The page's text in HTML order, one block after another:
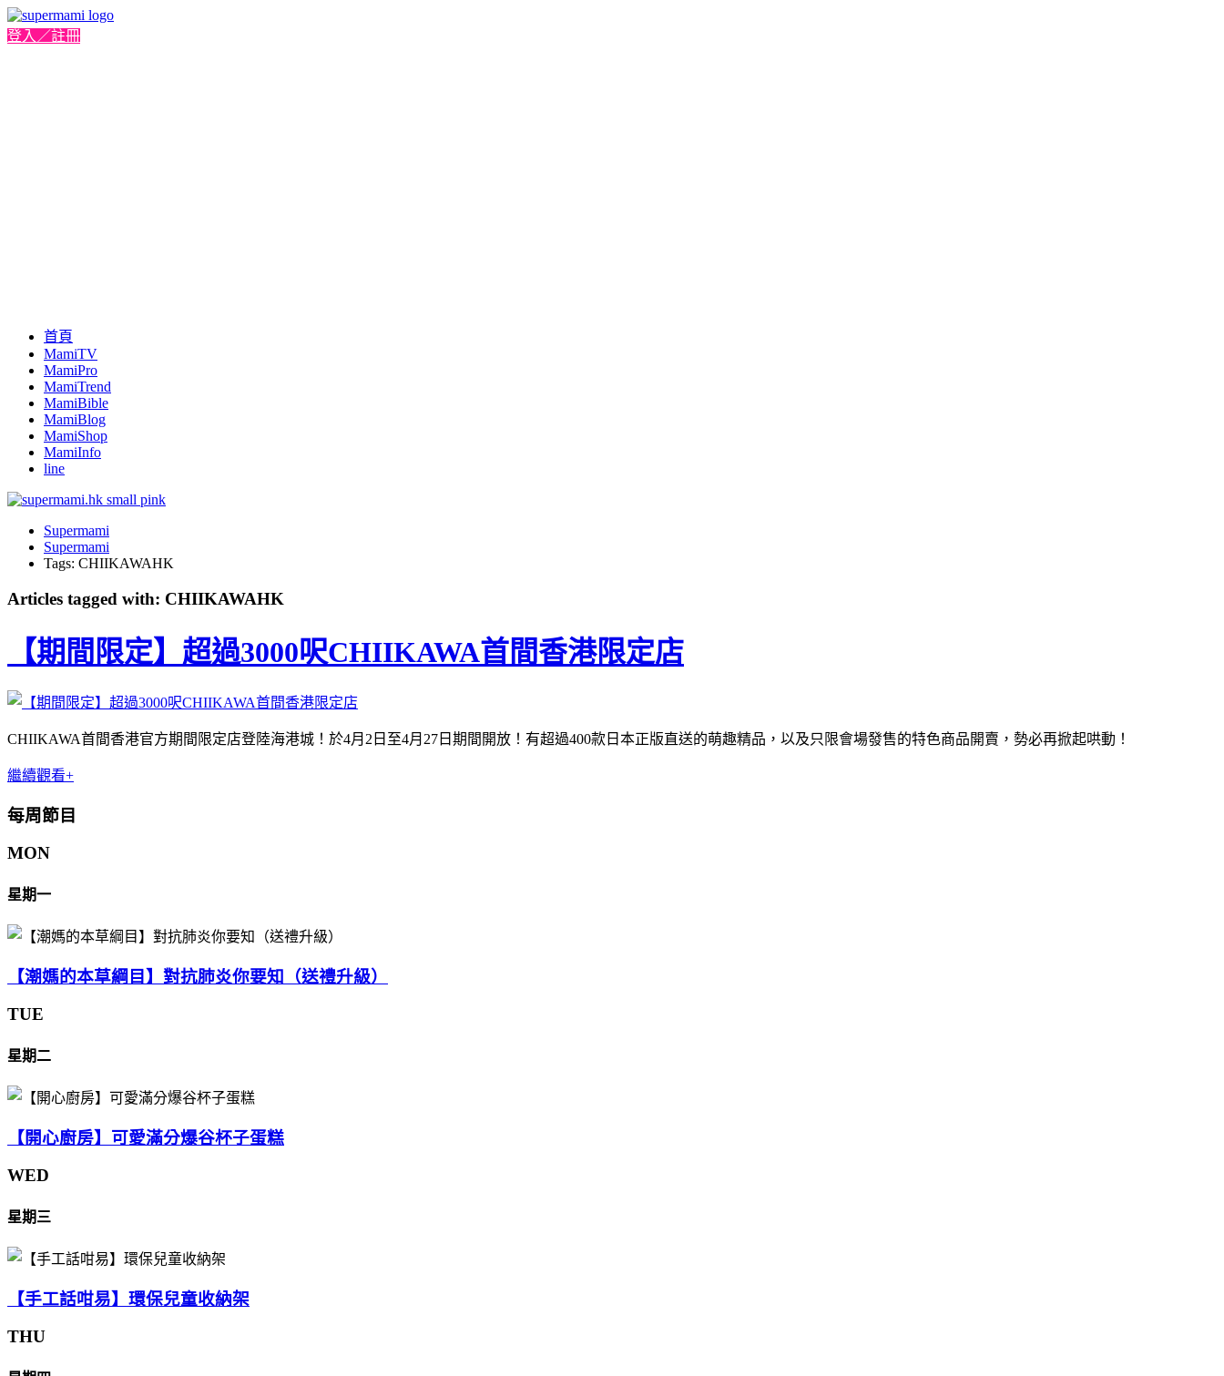
登入／註冊
首頁
MamiTV
MamiPro
MamiTrend
MamiBible
MamiBlog
MamiShop
MamiInfo
line
Supermami
Supermami
Tags: CHIIKAWAHK
Articles tagged with: CHIIKAWAHK
【期間限定】超過3000呎CHIIKAWA首間香港限定店
CHIIKAWA首間香港官方期間限定店登陸海港城！於4月2日至4月27日期間開放！有超過400款日本正版直送的萌趣精品，以及只限會場發售的特色商品開賣，勢必再掀起哄動！
繼續觀看+
每周節目
MON
星期一
【潮媽的本草綱目】對抗肺炎你要知（送禮升級）
TUE
星期二
【開心廚房】可愛滿分爆谷杯子蛋糕
WED
星期三
【手工話咁易】環保兒童收納架
THU